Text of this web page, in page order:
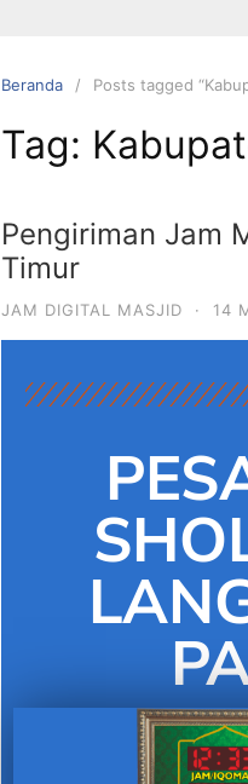
Beranda Posts tagged
Tag:
Pengiriman Jam
Timur
JAM DIGITAL MASJID · 14